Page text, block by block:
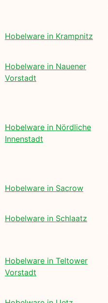
Hobelware in Krampnitz
Hobelware in Nauener
Vorstadt
Hobelware in Nördliche
Innenstadt
Hobelware in Sacrow
Hobelware in Schlaatz
Hobelware in Teltower
Vorstadt